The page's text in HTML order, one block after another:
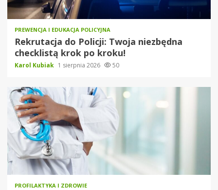
PREWENCJA I EDUKACJA POLICYJNA
Rekrutacja do Policji: Twoja niezbędna
checklistą krok po kroku!
Karol Kubiak 1 sierpnia 2026 50
PROFILAKTYKA I ZDROWIE